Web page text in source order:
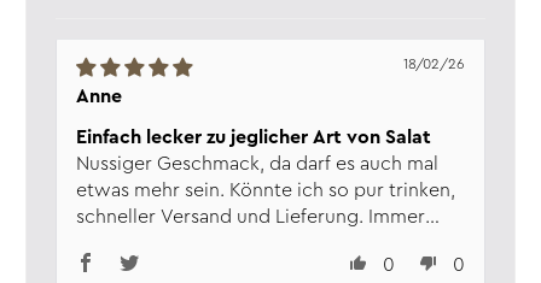
Anne
18/02/26
Einfach lecker zu jeglicher Art von Salat
Nussiger Geschmack, da darf es auch mal
etwas mehr sein. Könnte ich so pur trinken,
schneller Versand und Lieferung. Immer
0
0